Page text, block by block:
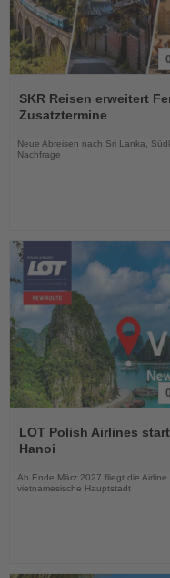
Sie
die
SKR Reisen erweitert
Zusatztermine
Neue Abreisen nach Sri Lanka,
Nachfrage
Sie
die
LOT Polish Airlines
Hanoi
Ab Ende März 2027 fliegt die
vietnamesische Hauptstadt